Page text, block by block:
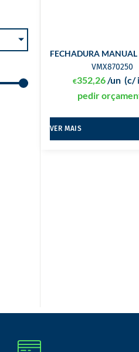
FECHADURA MANUAL
VMX870250
€352,26 (c/
/un
pedir
VER MAIS